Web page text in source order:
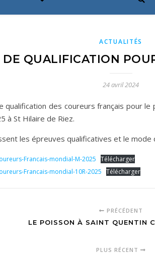
ACTUALITÉS
DE QUALIFICATION
24 avril 2024
à St Hilaire de Riez.
les épreuves qualificatives et le mode
Francais-mondial-M-2025 Télécharger
Francais-mondial-10R-2025 Télécharger
PRÉCÉDENT
LE POISSON À SAINT QUENTIN
PLUS RÉCENT